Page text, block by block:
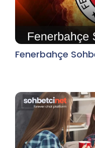
Fenerbahçe